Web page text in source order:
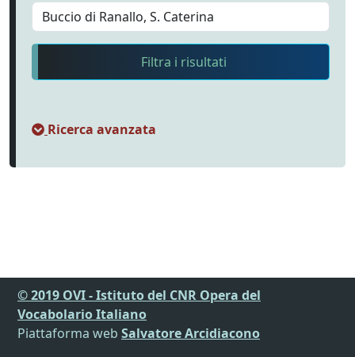
Filtra i risultati
Ricerca avanzata
© 2019 OVI - Istituto del CNR Opera del
Vocabolario Italiano
Piattaforma web Salvatore Arcidiacono